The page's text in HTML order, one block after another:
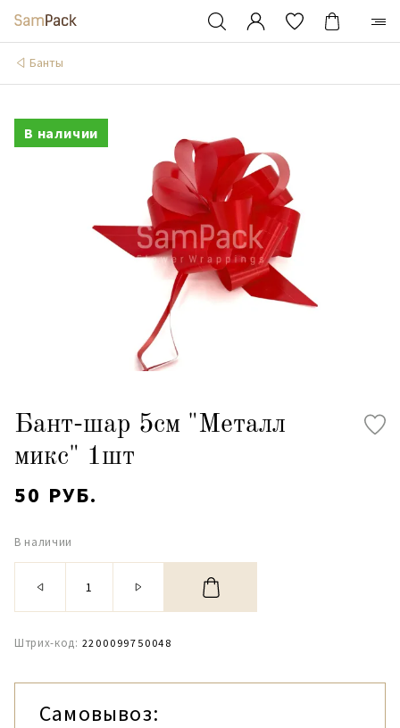
Банты
В наличии
Бант-шар 5см "Металл
микс" 1шт
50 РУБ.
В наличии
Штрих-код: 2200099750048
Самовывоз: